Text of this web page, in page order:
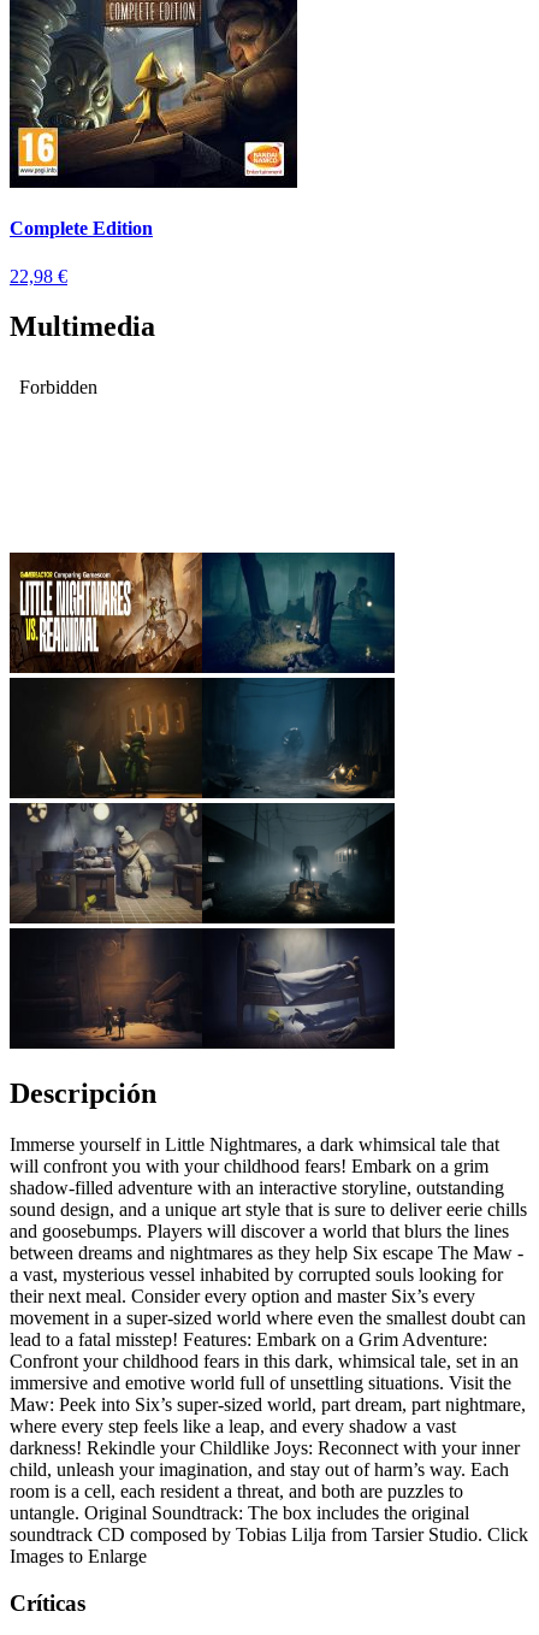
Complete Edition
22,98 €
Multimedia
Descripción
Immerse yourself in Little Nightmares, a dark whimsical tale that
will confront you with your childhood fears! Embark on a grim
shadow-filled adventure with an interactive storyline, outstanding
sound design, and a unique art style that is sure to deliver eerie chills
and goosebumps. Players will discover a world that blurs the lines
between dreams and nightmares as they help Six escape The Maw -
a vast, mysterious vessel inhabited by corrupted souls looking for
their next meal. Consider every option and master Six’s every
movement in a super-sized world where even the smallest doubt can
lead to a fatal misstep! Features: Embark on a Grim Adventure:
Confront your childhood fears in this dark, whimsical tale, set in an
immersive and emotive world full of unsettling situations. Visit the
Maw: Peek into Six’s super-sized world, part dream, part nightmare,
where every step feels like a leap, and every shadow a vast
darkness! Rekindle your Childlike Joys: Reconnect with your inner
child, unleash your imagination, and stay out of harm’s way. Each
room is a cell, each resident a threat, and both are puzzles to
untangle. Original Soundtrack: The box includes the original
soundtrack CD composed by Tobias Lilja from Tarsier Studio. Click
Images to Enlarge
Críticas